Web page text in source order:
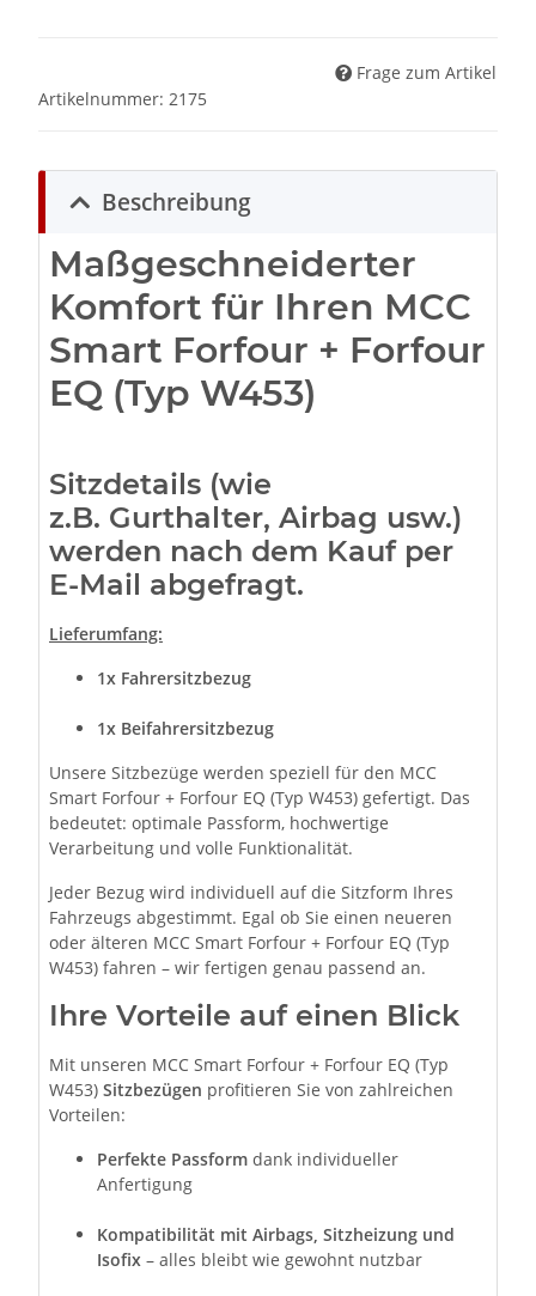
Frage zum Artikel
Artikelnummer: 2175
Beschreibung
Maßgeschneiderter
Komfort für Ihren MCC
Smart Forfour + Forfour
EQ (Typ W453)
Sitzdetails (wie
z.B. Gurthalter, Airbag usw.)
werden nach dem Kauf per
E-Mail abgefragt.
Lieferumfang:
1x Fahrersitzbezug
1x Beifahrersitzbezug
Unsere Sitzbezüge werden speziell für den MCC
Smart Forfour + Forfour EQ (Typ W453) gefertigt. Das
bedeutet: optimale Passform, hochwertige
Verarbeitung und volle Funktionalität.
Jeder Bezug wird individuell auf die Sitzform Ihres
Fahrzeugs abgestimmt. Egal ob Sie einen neueren
oder älteren MCC Smart Forfour + Forfour EQ (Typ
W453) fahren – wir fertigen genau passend an.
Ihre Vorteile auf einen Blick
Mit unseren MCC Smart Forfour + Forfour EQ (Typ
W453) Sitzbezügen profitieren Sie von zahlreichen
Vorteilen:
Perfekte Passform dank individueller
Anfertigung
Kompatibilität mit Airbags, Sitzheizung und
Isofix – alles bleibt wie gewohnt nutzbar